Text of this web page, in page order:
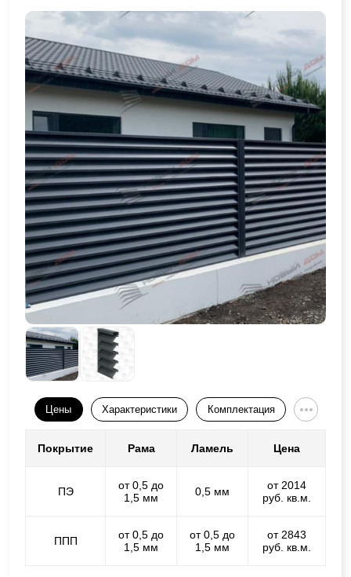
Цены Характеристики Комплектация
Покрытие Рама Ламель Цена
ПЭ
от 0,5 до
1,5 мм
0,5 мм
от 2014
руб. кв.м.
ППП
от 0,5 до
1,5 мм
от 0,5 до
1,5 мм
от 2843
руб. кв.м.